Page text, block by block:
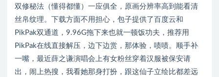
双修秘法（懂得都懂）一应俱全，原画分辨率高到能看清
丝帛纹理。下载方面不用担心，包子提供了百度云和
PikPak双通道，9.96G拖下来也就一顿饭功夫，推荐用
PikPak在线直接解压，边下边赏，那体验，啧啧。顺手补
一嘴，最近薛之谦演唱会上有女粉丝穿着汉服被保安请
出，闹上热搜，我看她那身打扮，跟这仙子立绘比都差远